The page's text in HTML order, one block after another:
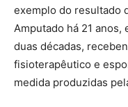
exemplo do resultado
Amputado há 21 anos,
duas décadas,
fisioterapêutico e
medida produzidas